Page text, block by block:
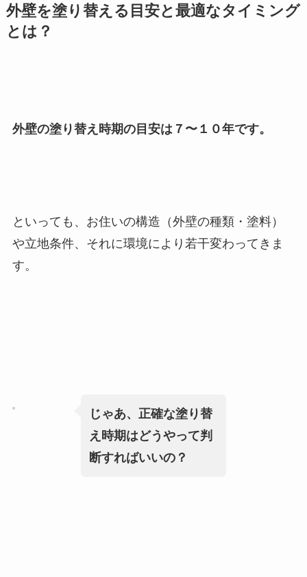
外壁を塗り替える目安と最適なタイミング
とは？
外壁の塗り替え時期の目安は ７〜１０年です。
といっても、お住いの構造（外壁の種類・塗料）
や立地条件、それに環境により若干変わってきま
す。
じゃあ、正確な塗り替
え時期はどうやって判
断すればいいの？